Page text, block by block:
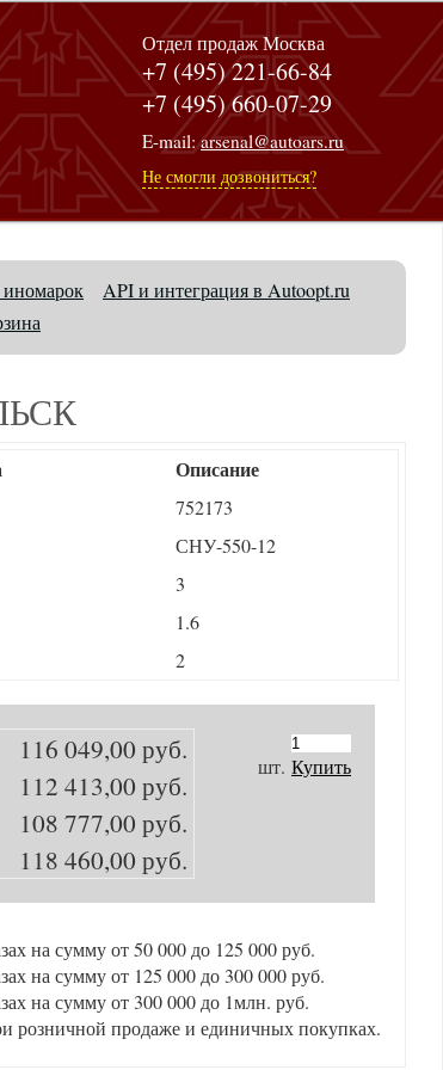
Отдел продаж Москва
+7 (495) 221-66-84
+7 (495) 660-07-29
E-mail:arsenal@autoars.ru
Не смогли дозвониться?
иномарок
API и интеграция в Autoopt.ru
Описание
752173
СНУ-550-12
3
1.6
2
116 049,00 руб.
112 413,00 руб.
108 777,00 руб.
118 460,00 руб.
шт. Купить
на сумму от 50 000 до 125 000 руб.
на сумму от 125 000 до 300 000 руб.
на сумму от 300 000 до 1млн. руб.
розничной продаже и единичных покупках.